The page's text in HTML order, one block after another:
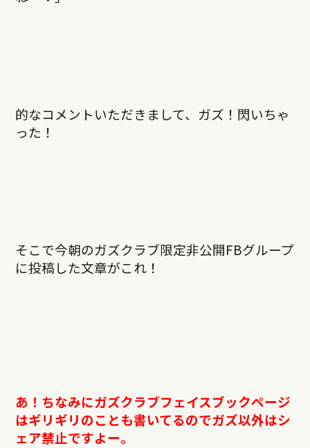
的なコメントいただきまして、ガズ！閃いちゃ
った！
そこで今朝のガズクラブ限定非公開FBグループ
に投稿した文章がこれ！
あ！ちなみにガズクラブフェイスブックページ
はギリギリのことも書いてるのでガズ以外はシ
ェア禁止ですよー。